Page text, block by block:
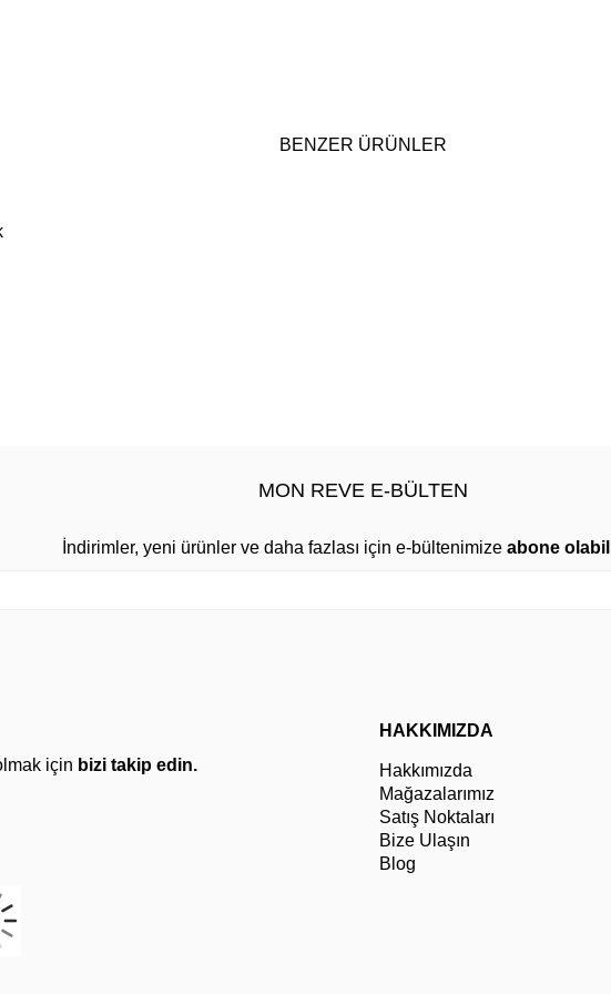
BENZER ÜRÜNLER
MON REVE E-BÜLTEN
İndirimler, yeni ürünler ve daha fazlası için e-bültenimize abone
için bizi takip edin.
HAKKIMIZDA
Hakkımızda
Mağazalarımız
Satış Noktaları
Bize Ulaşın
Blog